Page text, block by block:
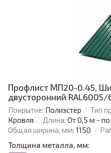
Профлист МП20-0.45,
двусторонний RAL6005/
Покрытие: Полиэстер Тип
Кровля
Длина: От 0,5 м -
Общая ширина, мм: 1150
Толщина металла, мм: